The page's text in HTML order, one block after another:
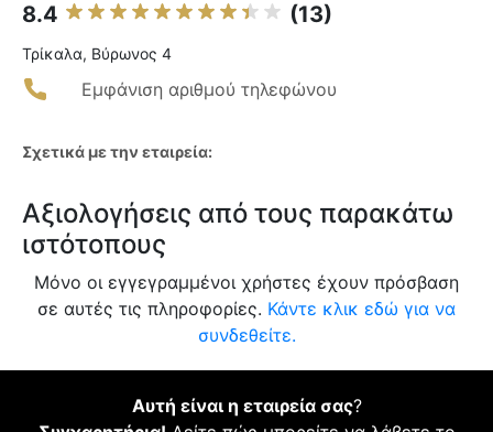
8.4 (13)
Τρίκαλα, Βύρωνος 4
Εμφάνιση αριθμού τηλεφώνου
Σχετικά με την εταιρεία:
Αξιολογήσεις από τους παρακάτω
ιστότοπους
Μόνο οι εγγεγραμμένοι χρήστες έχουν πρόσβαση
σε αυτές τις πληροφορίες. Κάντε κλικ εδώ για να
συνδεθείτε.
Αυτή είναι η εταιρεία σας?